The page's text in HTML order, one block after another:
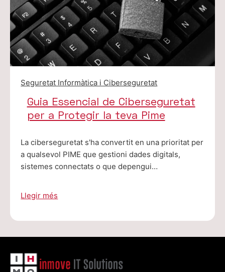
Seguretat Informàtica i Ciberseguretat
Guia Essencial de Ciberseguretat
per a Protegir la teva Pime
La ciberseguretat s'ha convertit en una prioritat per
a qualsevol PIME que gestioni dades digitals,
sistemes connectats o que depengui…
Llegir més